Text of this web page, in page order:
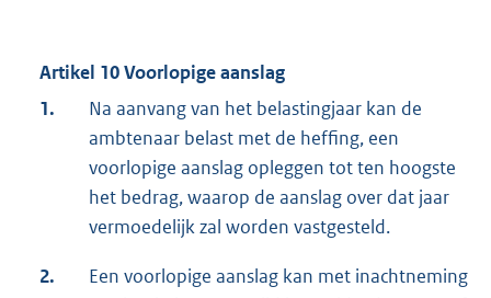
Artikel 10 Voorlopige aanslag
1.
Na aanvang van het belastingjaar kan de
ambtenaar belast met de heffing, een
voorlopige aanslag opleggen tot ten hoogste
het bedrag, waarop de aanslag over dat jaar
vermoedelijk zal worden vastgesteld.
2.
Een voorlopige aanslag kan met inachtneming